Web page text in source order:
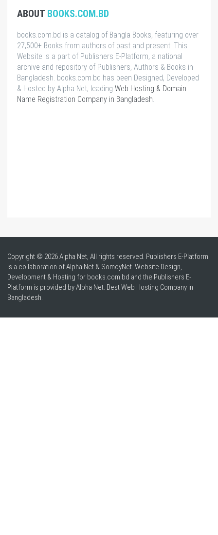
ABOUT BOOKS.COM.BD
books.com.bd is a catalog of Bangla Books, featuring over
27,500+ Books from authors of past and present. This
Website is a part of Publishers E-Platform, a national
archive and repository of Publishers, Authors & Books in
Bangladesh. books.com.bd has been Designed, Developed
& Hosted by Alpha Net, leading Web Hosting & Domain
Name Registration Company in Bangladesh.
Copyright © 2026 Alpha Net, All rights reserved. Publishers E-Platform
is a collaboration of Alpha Net & SomoyNet. Website Design,
Development & Hosting for books.com.bd and the Publishers E-
Platform is provided by Alpha Net. BestWeb Hosting Company in
Bangladesh.